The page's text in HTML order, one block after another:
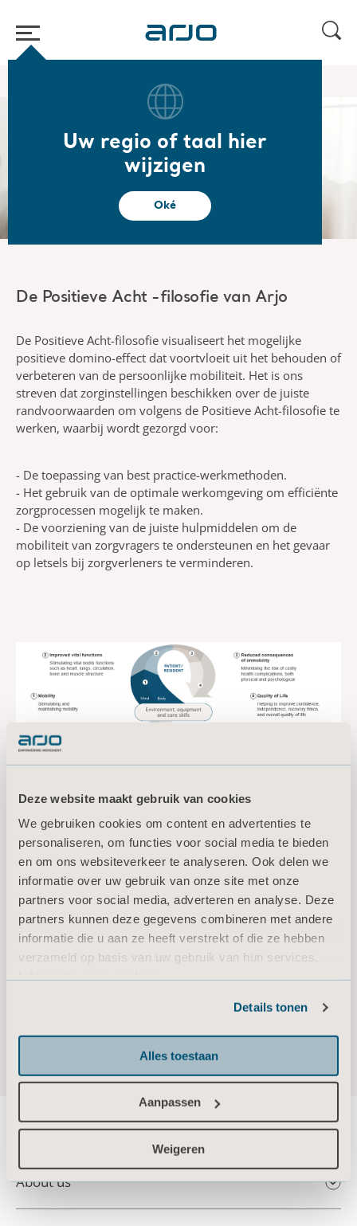
Deze website maakt gebruik van cookies
We gebruiken cookies om content en advertenties te
personaliseren, om functies voor social media te bieden
en om ons websiteverkeer te analyseren. Ook delen we
informatie over uw gebruik van onze site met onze
partners voor social media, adverteren en analyse. Deze
partners kunnen deze gegevens combineren met andere
informatie die u aan ze heeft verstrekt of die ze hebben
verzameld op basis van uw gebruik van hun services.
Details tonen
Alles toestaan
Aanpassen
Weigeren
Uw regio of taal hier
wijzigen
Oké
Positieve Acht
Positieve Acht
De Positieve Acht -filosofie van Arjo
De Positieve Acht-filosofie visualiseert het mogelijke
positieve domino-effect dat voortvloeit uit het behouden of
verbeteren van de persoonlijke mobiliteit. Het is ons
streven dat zorginstellingen beschikken over de juiste
randvoorwaarden om volgens de Positieve Acht-filosofie te
werken, waarbij wordt gezorgd voor:
- De toepassing van best practice-werkmethoden.
- Het gebruik van de optimale werkomgeving om efficiënte
zorgprocessen mogelijk te maken.
- De voorziening van de juiste hulpmiddelen om de
mobiliteit van zorgvragers te ondersteunen en het gevaar
op letsels bij zorgverleners te verminderen.
About us